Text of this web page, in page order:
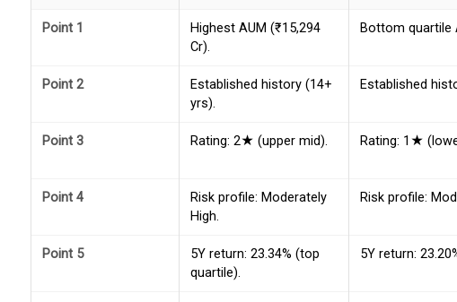
Point 1
Highest AUM (₹15,294
Cr).
Bottom quartile
Point 2
Established history (14+
yrs).
Established
Point 3 Rating: 2★ (upper mid). Rating: 1★
Point 4
Risk profile: Moderately
High.
Risk profile:
Point 5
5Y return: 23.34% (top
quartile).
5Y return: